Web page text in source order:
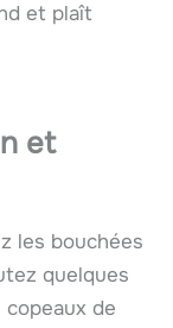
et plaît
et
les bouchées
quelques
de